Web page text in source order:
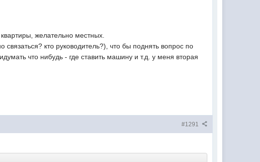
желательно местных.
кто руководитель?), что бы поднять вопрос по
что нибудь - где ставить машину и т.д. у меня вторая
#1291